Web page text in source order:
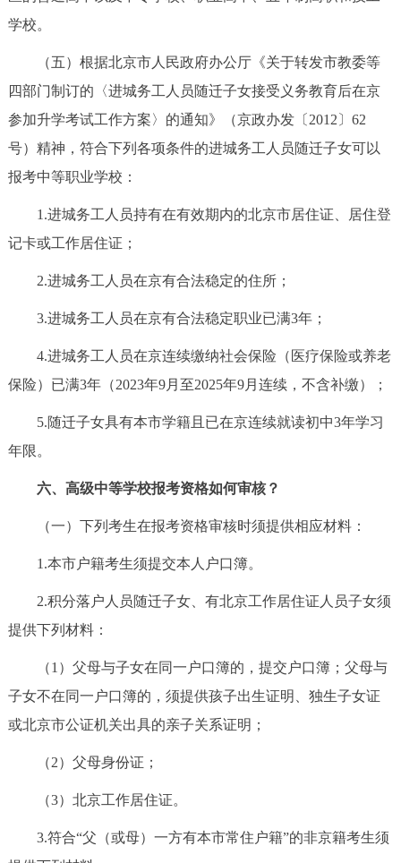
学校。
（五）根据北京市人民政府办公厅《关于转发市教委等
四部门制订的〈进城务工人员随迁子女接受义务教育后在京
参加升学考试工作方案〉的通知》（京政办发〔2012〕62
号）精神，符合下列各项条件的进城务工人员随迁子女可以
报考中等职业学校：
1.进城务工人员持有在有效期内的北京市居住证、居住登
记卡或工作居住证；
2.进城务工人员在京有合法稳定的住所；
3.进城务工人员在京有合法稳定职业已满3年；
4.进城务工人员在京连续缴纳社会保险（医疗保险或养老
保险）已满3年（2023年9月至2025年9月连续，不含补缴）；
5.随迁子女具有本市学籍且已在京连续就读初中3年学习
年限。
六、高级中等学校报考资格如何审核？
（一）下列考生在报考资格审核时须提供相应材料：
1.本市户籍考生须提交本人户口簿。
2.积分落户人员随迁子女、有北京工作居住证人员子女须
提供下列材料：
（1）父母与子女在同一户口簿的，提交户口簿；父母与
子女不在同一户口簿的，须提供孩子出生证明、独生子女证
或北京市公证机关出具的亲子关系证明；
（2）父母身份证；
（3）北京工作居住证。
3.符合“父（或母）一方有本市常住户籍”的非京籍考生须